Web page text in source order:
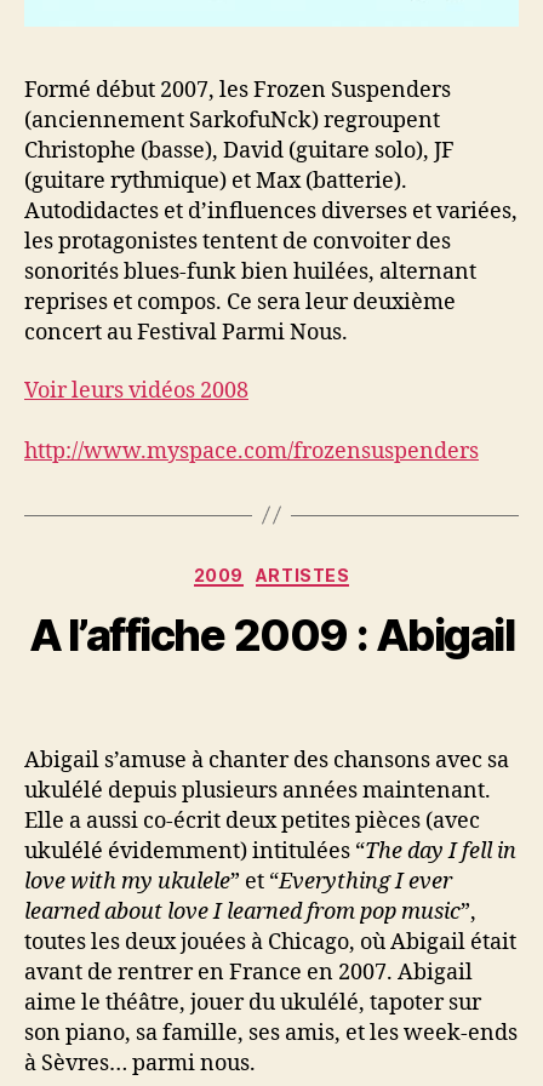
Formé début 2007, les Frozen Suspenders
(anciennement SarkofuNck) regroupent
Christophe (basse), David (guitare solo), JF
(guitare rythmique) et Max (batterie).
Autodidactes et d’influences diverses et variées,
les protagonistes tentent de convoiter des
sonorités blues-funk bien huilées, alternant
reprises et compos. Ce sera leur deuxième
concert au Festival Parmi Nous.
Voir leurs vidéos 2008
http://www.myspace.com/frozensuspenders
Categories
2009 ARTISTES
A l’affiche 2009 : Abigail
Abigail s’amuse à chanter des chansons avec sa
ukulélé depuis plusieurs années maintenant.
Elle a aussi co-écrit deux petites pièces (avec
ukulélé évidemment) intitulées “The day I fell in
love with my ukulele” et “Everything I ever
learned about love I learned from pop music”,
toutes les deux jouées à Chicago, où Abigail était
avant de rentrer en France en 2007. Abigail
aime le théâtre, jouer du ukulélé, tapoter sur
son piano, sa famille, ses amis, et les week-ends
à Sèvres… parmi nous.